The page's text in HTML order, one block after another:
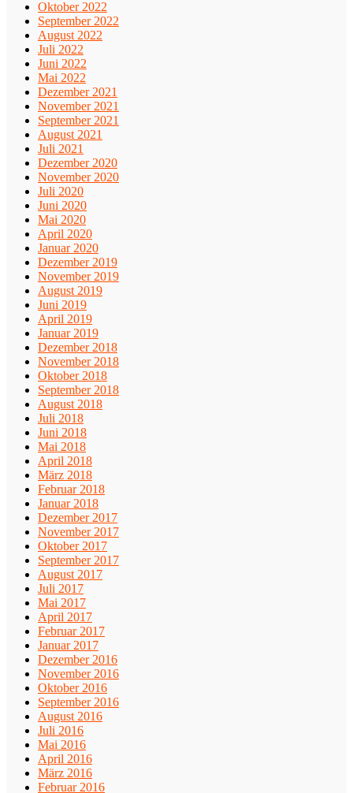
Oktober 2022
September 2022
August 2022
Juli 2022
Juni 2022
Mai 2022
Dezember 2021
November 2021
September 2021
August 2021
Juli 2021
Dezember 2020
November 2020
Juli 2020
Juni 2020
Mai 2020
April 2020
Januar 2020
Dezember 2019
November 2019
August 2019
Juni 2019
April 2019
Januar 2019
Dezember 2018
November 2018
Oktober 2018
September 2018
August 2018
Juli 2018
Juni 2018
Mai 2018
April 2018
März 2018
Februar 2018
Januar 2018
Dezember 2017
November 2017
Oktober 2017
September 2017
August 2017
Juli 2017
Mai 2017
April 2017
Februar 2017
Januar 2017
Dezember 2016
November 2016
Oktober 2016
September 2016
August 2016
Juli 2016
Mai 2016
April 2016
März 2016
Februar 2016